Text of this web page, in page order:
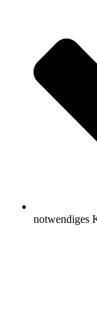
notwendiges